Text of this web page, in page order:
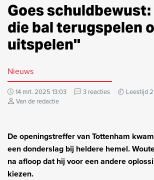
Goes
die bal terugspelen
uitspelen''
Nieuws
14 mrt. 2025 13:03 3 reacties
Leestijd
Van de redactie
De openingstreffer van Tottenham
een donderslag bij heldere hemel.
na afloop dat hij voor een andere
kiezen.